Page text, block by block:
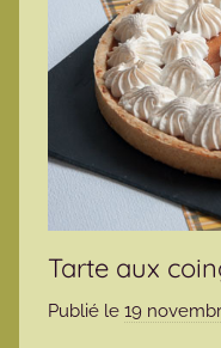
Tarte aux
Publié le 19